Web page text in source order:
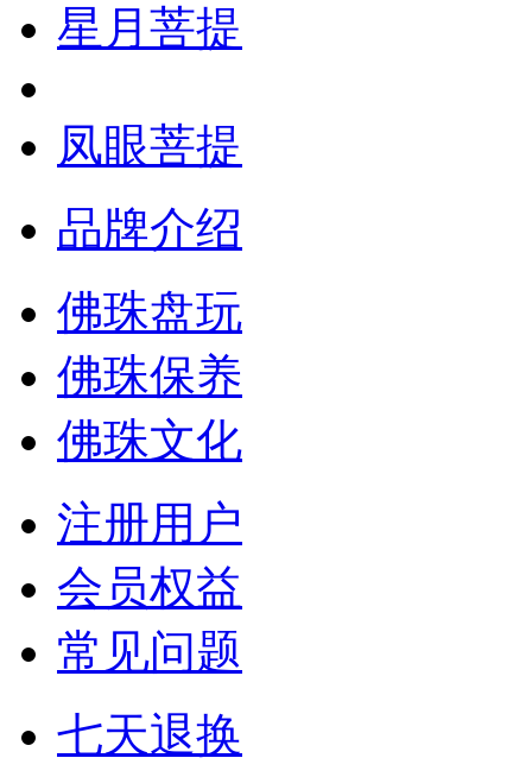
星月菩提
凤眼菩提
品牌介绍
佛珠盘玩
佛珠保养
佛珠文化
注册用户
会员权益
常见问题
七天退换